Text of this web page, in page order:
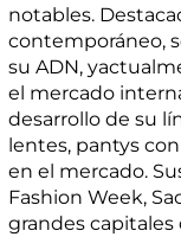
notables.
contemporáneo,
su ADN,
el mercado
desarrollo de su
lentes, pantys
en el mercado.
Fashion Week,
grandes capitales